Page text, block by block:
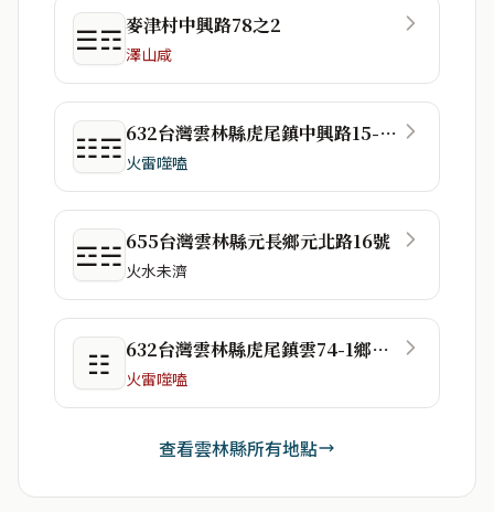
☰☶麥津村中興路78之2
澤山咸
☷☶ 632台灣雲林縣虎尾鎮中興路15-1號
火雷噬嗑
☲☵ 655台灣雲林縣元長鄉元北路16號
火水未濟
☷ 632台灣雲林縣虎尾鎮雲74-1鄉道31號
火雷噬嗑
查看雲林縣所有地點